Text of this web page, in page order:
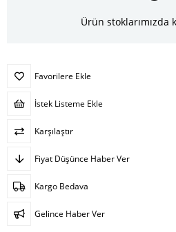
Ürün stoklarımızda
Favorilere Ekle
İstek Listeme Ekle
Karşılaştır
Fiyat Düşünce Haber Ver
Kargo Bedava
Gelince Haber Ver